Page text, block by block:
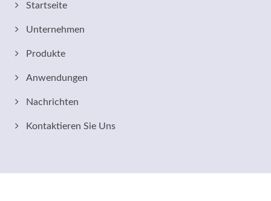
Startseite
Unternehmen
Produkte
Anwendungen
Nachrichten
Kontaktieren Sie Uns